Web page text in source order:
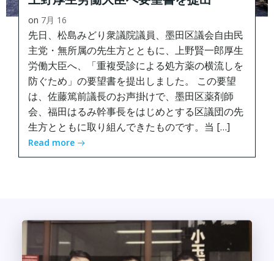
on 7月 16
先日、松島みどり衆議院議員、墨田区議会自由民
主党・無所属の先生方とともに、上野賢一郎厚生
労働大臣へ、「重複受診による処方薬の横流しを
防ぐため」の要望書を提出しました。 この要望
は、佐藤篤前議長のお声掛けで、墨田区薬剤師
会、福田はるみ幹事長をはじめとする区議団の先
生方とともに取り組んできたものです。当 […]
Read more